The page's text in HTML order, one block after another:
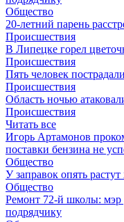
Общество
20-летний парень
Происшествия
В Липецке горел
Происшествия
Пять человек
Происшествия
Область ночью
Происшествия
Читать все
Игорь Артамонов
поставки бензина не
Общество
У заправок опять
Общество
Ремонт 72‑й школы: мэр
подрядчику